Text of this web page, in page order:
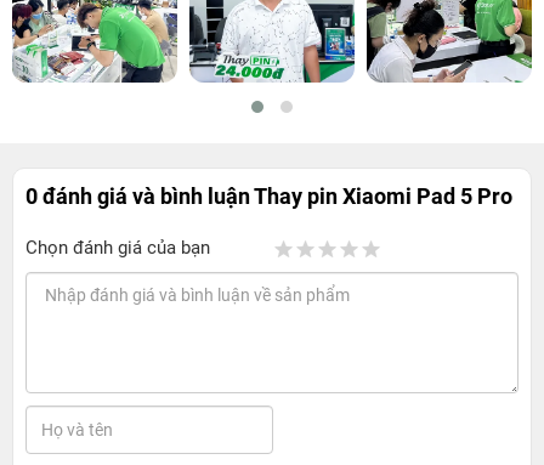
0 đánh giá và bình luậnThay pin Xiaomi Pad 5 Pro
Chọn đánh giá của bạn